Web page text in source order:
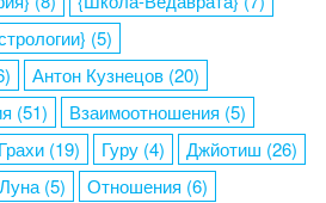
(5)
Антон Кузнецов (20)
(51) Взаимоотношения (5)
Грахи (19) Гуру (4) Джйотиш (26)
Луна (5) Отношения (6)